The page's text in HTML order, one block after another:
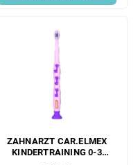
ZAHNARZT CAR.ELMEX
KINDERTRAINING 0-3